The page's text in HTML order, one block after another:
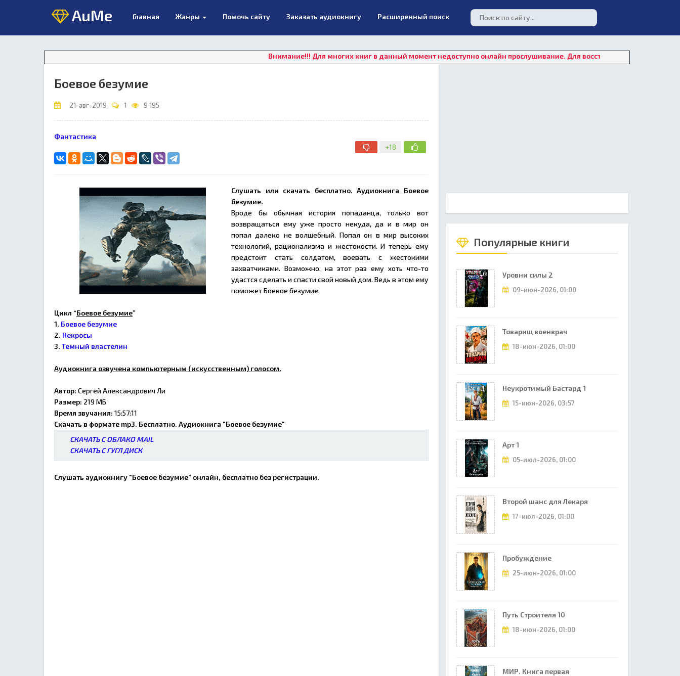
AuMe Главная Жанры Помочь сайту Заказать аудиокнигу Расширенный поиск
Внимание!!! Для многих книг в данный момент недоступно онлайн прослушивание. Для восстановления работы плеера
Боевое безумие
21-авг-2019 1 9 195
+18
Фантастика
Слушать или скачать бесплатно. Аудиокнига Боевое
безумие.
Вроде бы обычная история попаданца, только вот
возвращаться ему уже просто некуда, да и в мир он
попал далеко не волшебный. Попал он в мир высоких
технологий, рационализма и жестокости. И теперь ему
предстоит стать солдатом, воевать с жестокими
захватчиками. Возможно, на этот раз ему хоть что-то
удастся сделать и спасти свой новый дом. Ведь в этом ему
поможет Боевое безумие.
Цикл “Боевое безумие”
1. Боевое безумие
2. Некросы
3. Темный властелин
Аудиокнига озвучена компьютерным (искусственным) голосом.
Автор: Сергей Александрович Ли
Размер: 219 МБ
Время звучания: 15:57:11
Скачать в формате mp3. Бесплатно. Аудиокнига "Боевое безумие"
СКАЧАТЬ С ОБЛАКО MAIL
СКАЧАТЬ С ГУГЛ ДИСК
Слушать аудиокнигу "Боевое безумие" онлайн, бесплатно без регистрации.
Популярные книги
Уровни силы 2
09-июн-2026, 01:00
Товарищ военврач
18-июн-2026, 01:00
Неукротимый Бастард 1
15-июн-2026, 03:57
Арт 1
05-июл-2026, 01:00
Второй шанс для Лекаря
17-июл-2026, 01:00
Пробуждение
25-июн-2026, 01:00
Путь Строителя 10
18-июн-2026, 01:00
МИР. Книга первая